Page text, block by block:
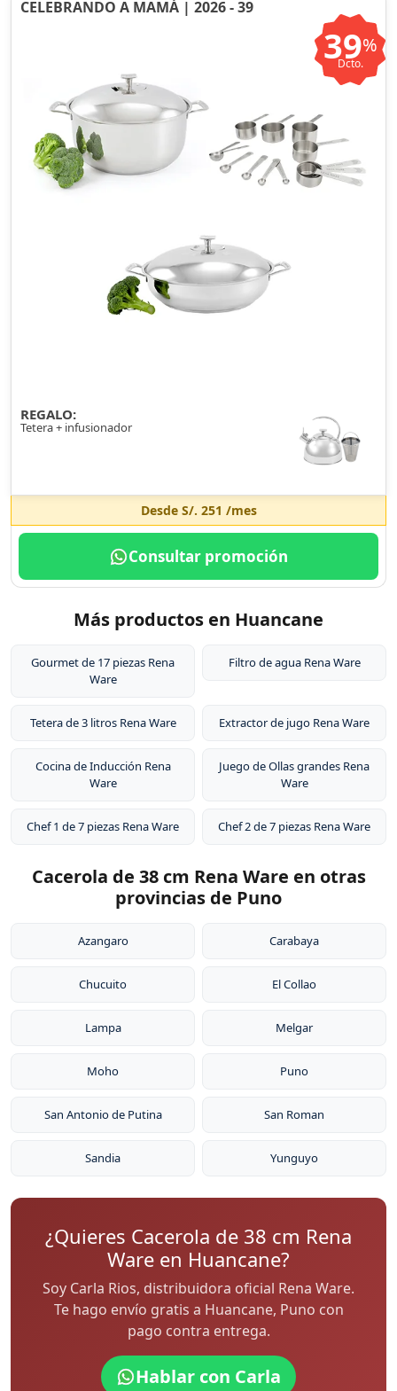
CELEBRANDO A MAMÁ | 2026 - 39
39%
Dcto.
REGALO:
Tetera + infusionador
Desde S/. 251 /mes
Consultar promoción
Más productos en Huancane
Gourmet de 17 piezas Rena
Ware
Filtro de agua Rena Ware
Tetera de 3 litros Rena Ware Extractor de jugo Rena Ware
Cocina de Inducción Rena
Ware
Juego de Ollas grandes Rena
Ware
Chef 1 de 7 piezas Rena Ware Chef 2 de 7 piezas Rena Ware
Cacerola de 38 cm Rena Ware en otras
provincias de Puno
Azangaro Carabaya
Chucuito El Collao
Lampa Melgar
Moho Puno
San Antonio de Putina San Roman
Sandia Yunguyo
¿Quieres Cacerola de 38 cm Rena
Ware en Huancane?
Soy Carla Rios, distribuidora oficial Rena Ware.
Te hago envío gratis a Huancane, Puno con
pago contra entrega.
Hablar con Carla